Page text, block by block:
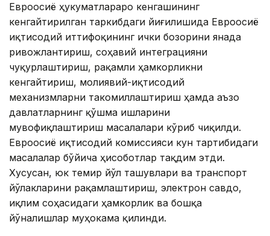
Евроосиё ҳукуматлараро кенгашининг
кенгайтирилган таркибдаги йиғилишида Евроосиё
иқтисодий иттифоқининг ички бозорини янада
ривожлантириш, соҳавий интеграцияни
чуқурлаштириш, рақамли ҳамкорликни
кенгайтириш, молиявий-иқтисодий
механизмларни такомиллаштириш ҳамда аъзо
давлатларнинг қўшма ишларини
мувофиқлаштириш масалалари кўриб чиқилди.
Евроосиё иқтисодий комиссияси кун тартибидаги
масалалар бўйича ҳисоботлар тақдим этди.
Хусусан, юк темир йўл ташувлари ва транспорт
йўлакларини рақамлаштириш, электрон савдо,
иқлим соҳасидаги ҳамкорлик ва бошқа
йўналишлар муҳокама қилинди.